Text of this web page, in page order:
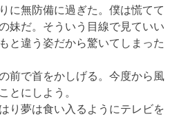
に無防備に過ぎた。僕は慌てて
妹だ。そういう目線で見ていい
と違う姿だから驚いてしまった
前で首をかしげる。今度から風
とにしよう。
り夢は食い入るようにテレビを